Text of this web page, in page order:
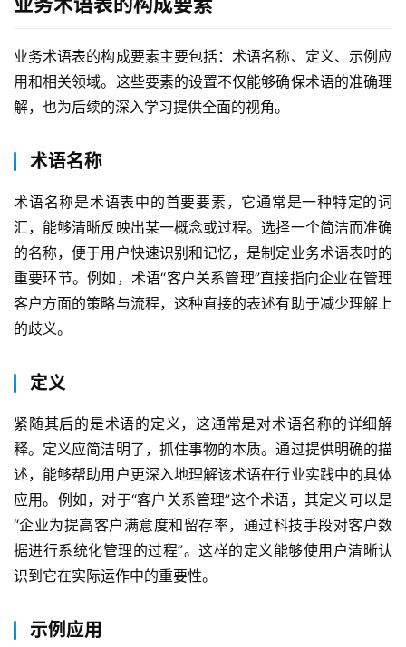
业务术语表的构成要素主要包括：术语名称、定义、示例应
用和相关领域。这些要素的设置不仅能够确保术语的准确理
解，也为后续的深入学习提供全面的视角。
术语名称
术语名称是术语表中的首要要素，它通常是一种特定的词
汇，能够清晰反映出某一概念或过程。选择一个简洁而准确
的名称，便于用户快速识别和记忆，是制定业务术语表时的
重要环节。例如，术语“客户关系管理”直接指向企业在管理
客户方面的策略与流程，这种直接的表述有助于减少理解上
的歧义。
定义
紧随其后的是术语的定义，这通常是对术语名称的详细解
释。定义应简洁明了，抓住事物的本质。通过提供明确的描
述，能够帮助用户更深入地理解该术语在行业实践中的具体
应用。例如，对于“客户关系管理”这个术语，其定义可以是
“企业为提高客户满意度和留存率，通过科技手段对客户数
据进行系统化管理的过程”。这样的定义能够使用户清晰认
识到它在实际运作中的重要性。
示例应用